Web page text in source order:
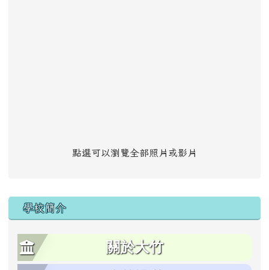
點選可以瀏覽全部照片或影片
學校簡介
關於大竹